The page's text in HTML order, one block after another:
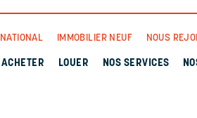
IMMOBILIER NEUF NOUS
ACHETER LOUER NOS SERVICES